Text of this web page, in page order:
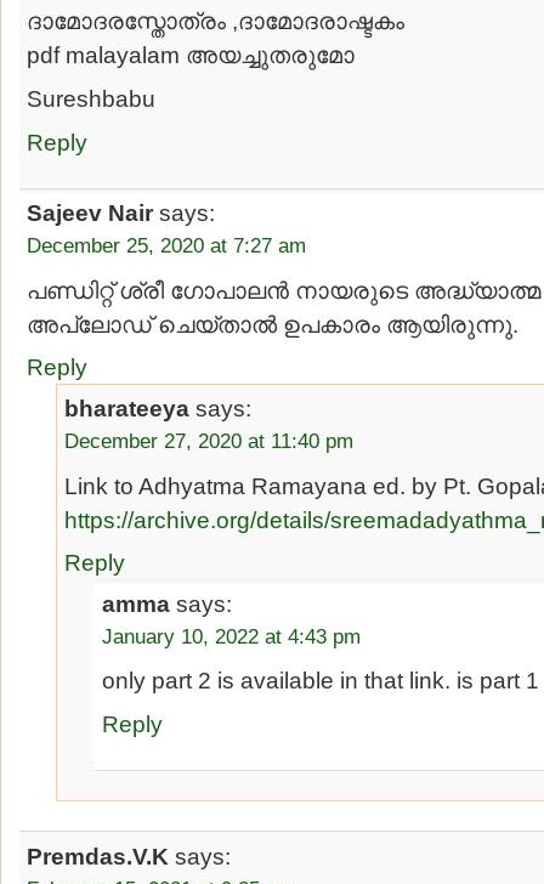
ദാമോദരസ്തോത്രം ,ദാമോദരാഷ്ടകം
pdf malayalam അയച്ചുതരുമോ
Sureshbabu
Reply
Sajeev Nair says:
December 25, 2020 at 7:27 am
പണ്ഡിറ്റ് ശ്രീ ഗോപാലൻ നായരുടെ അദ്ധ്യാത്മ
അപ്‌ലോഡ് ചെയ്താൽ ഉപകാരം ആയിരുന്നു.
Reply
bharateeya says:
December 27, 2020 at 11:40 pm
Link to Adhyatma Ramayana ed. by Pt.
https://archive.org/details/
Reply
amma says:
January 10, 2022 at 4:43 pm
only part 2 is available in that link. is part
Reply
Premdas.V.K says: